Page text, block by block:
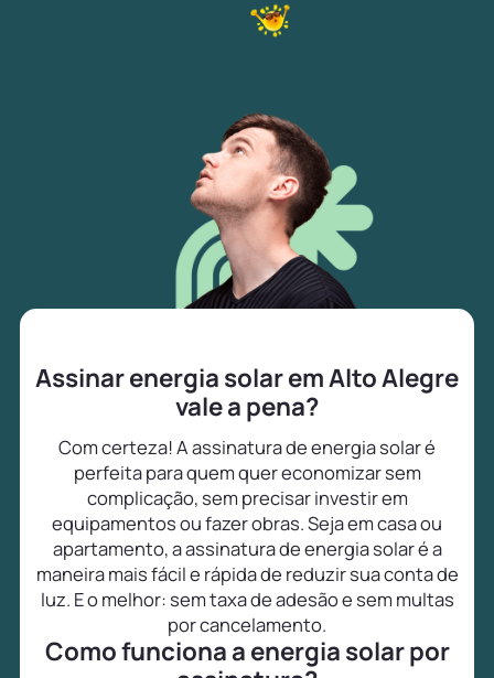
Assinar energia solar em Alto Alegre
vale a pena?
Com certeza! A assinatura de energia solar é
perfeita para quem quer economizar sem
complicação, sem precisar investir em
equipamentos ou fazer obras. Seja em casa ou
apartamento, a assinatura de energia solar é a
maneira mais fácil e rápida de reduzir sua conta de
luz. E o melhor: sem taxa de adesão e sem multas
por cancelamento.
Como funciona a energia solar por